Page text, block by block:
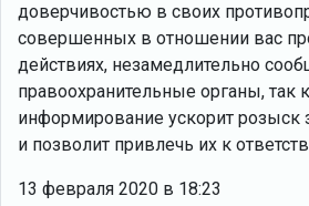
доверчивостью в своих
совершенных в отношении вас
действиях, незамедлительно
правоохранительные органы, так
информирование ускорит
и позволит привлечь их к
13 февраля 2020 в 18:23